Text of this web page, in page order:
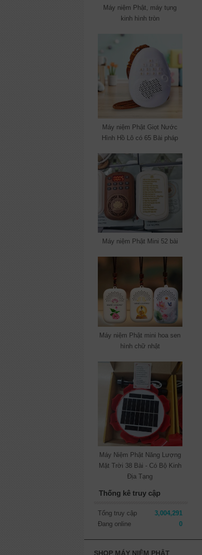
Máy niệm Phật, máy tụng
kinh hình tròn
Máy niệm Phật Giọt Nước
Hình Hồ Lô có 65 Bài pháp
Máy niệm Phật Mini 52 bài
Máy niệm Phật mini hoa sen
hình chữ nhật
Máy Niệm Phật Năng Lượng
Mặt Trời 38 Bài - Có Bộ Kinh
Địa Tạng
Thống kê truy cập
Tổng truy cập
3,004,291
Đang online
0
SHOP MÁY NIỆM PHẬT